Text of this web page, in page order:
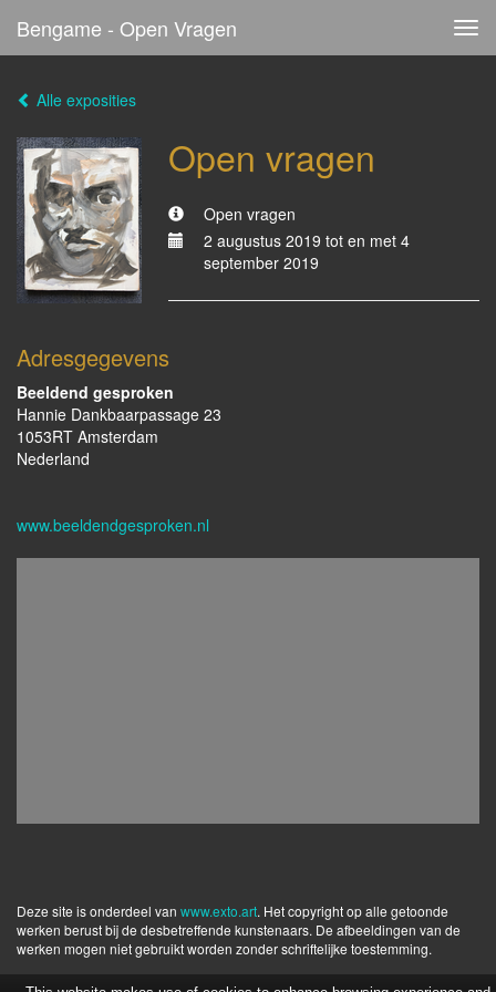
Bengame - Open Vragen
Alle exposities
Open vragen
Open vragen
2 augustus 2019 tot en met 4
september 2019
Adresgegevens
Beeldend gesproken
Hannie Dankbaarpassage 23
1053RT Amsterdam
Nederland
www.beeldendgesproken.nl
Deze site is onderdeel van www.exto.art. Het copyright op alle getoonde
werken berust bij de desbetreffende kunstenaars. De afbeeldingen van de
werken mogen niet gebruikt worden zonder schriftelijke toestemming.